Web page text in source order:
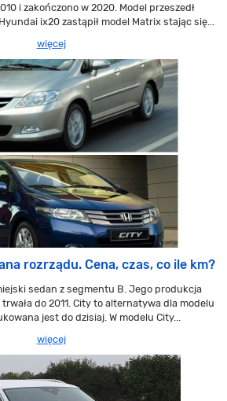
i zakończono w 2020. Model przeszedł
ix20 zastąpił model Matrix stając się...
więcej
rozrządu. Cena, czas, co ile km?
sedan z segmentu B. Jego produkcja
trwała do 2011. City to alternatywa dla modelu
jest do dzisiaj. W modelu City...
więcej